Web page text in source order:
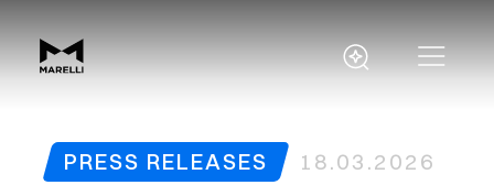
PRESS RELEASES 18.03.2026